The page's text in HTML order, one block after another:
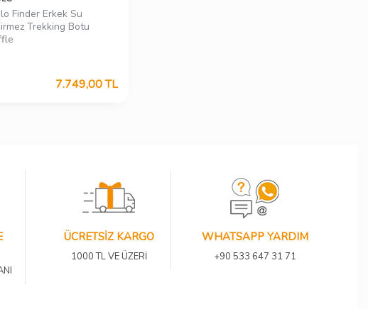
Finder Erkek Su
Trekking Botu
7.749,00TL
ÜCRETSİZ KARGO
1000 TL VE ÜZERİ
WHATSAPP YARDIM
+90 533 647 31 71